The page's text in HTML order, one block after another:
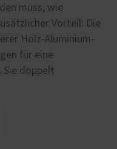
muss, wie
Vorteil: Die
Holz-Aluminium-
für eine
Sie doppelt